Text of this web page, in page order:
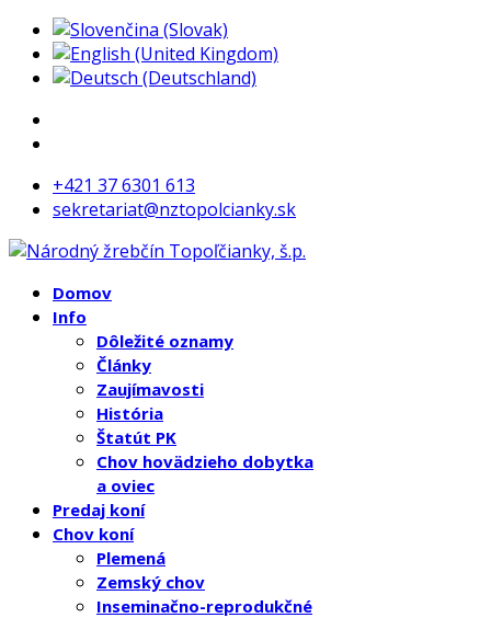
+421 37 6301 613
sekretariat@nztopolcianky.sk
Domov
Info
Dôležité oznamy
Články
Zaujímavosti
História
Štatút PK
Chov hovädzieho dobytka
a oviec
Predaj koní
Chov koní
Plemená
Zemský chov
Inseminačno-reprodukčné